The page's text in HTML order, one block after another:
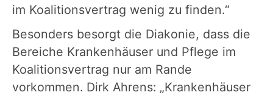
im Koalitionsvertrag wenig zu finden.“
Besonders besorgt die Diakonie, dass die
Bereiche Krankenhäuser und Pflege im
Koalitionsvertrag nur am Rande
vorkommen. Dirk Ahrens: „Krankenhäuser